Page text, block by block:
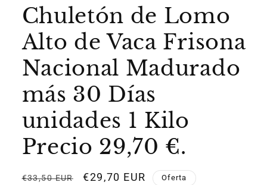
Chuletón de Lomo
Alto de Vaca Frisona
Nacional Madurado
más 30 Días
unidades 1 Kilo
Precio 29,70 €.
Precio
€33,50 EUR
Precio
€29,70 EUR Oferta